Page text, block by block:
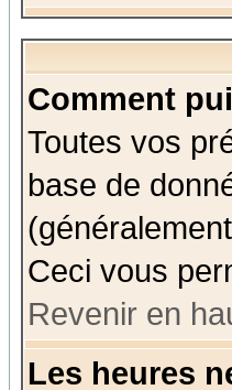
Comment
Toutes vos
base de
Ceci vous
Revenir en
Les heures